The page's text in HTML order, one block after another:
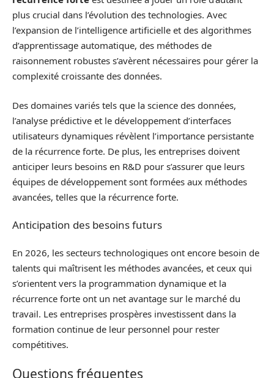
plus crucial dans l’évolution des technologies. Avec
l’expansion de l’intelligence artificielle et des algorithmes
d’apprentissage automatique, des méthodes de
raisonnement robustes s’avèrent nécessaires pour gérer la
complexité croissante des données.
Des domaines variés tels que la science des données,
l’analyse prédictive et le développement d’interfaces
utilisateurs dynamiques révèlent l’importance persistante
de la récurrence forte. De plus, les entreprises doivent
anticiper leurs besoins en R&D pour s’assurer que leurs
équipes de développement sont formées aux méthodes
avancées, telles que la récurrence forte.
Anticipation des besoins futurs
En 2026, les secteurs technologiques ont encore besoin de
talents qui maîtrisent les méthodes avancées, et ceux qui
s’orientent vers la programmation dynamique et la
récurrence forte ont un net avantage sur le marché du
travail. Les entreprises prospères investissent dans la
formation continue de leur personnel pour rester
compétitives.
Questions fréquentes